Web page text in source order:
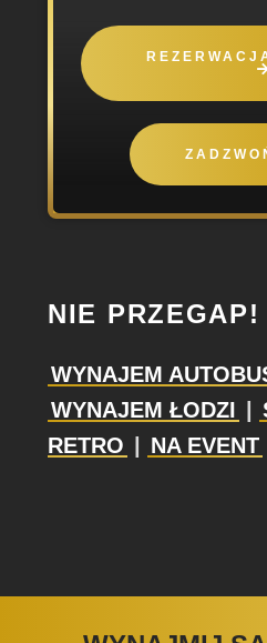
NIE PRZEGAP!
WYNAJEM
WYNAJEM ŁODZI |
RETRO | NA EVENT